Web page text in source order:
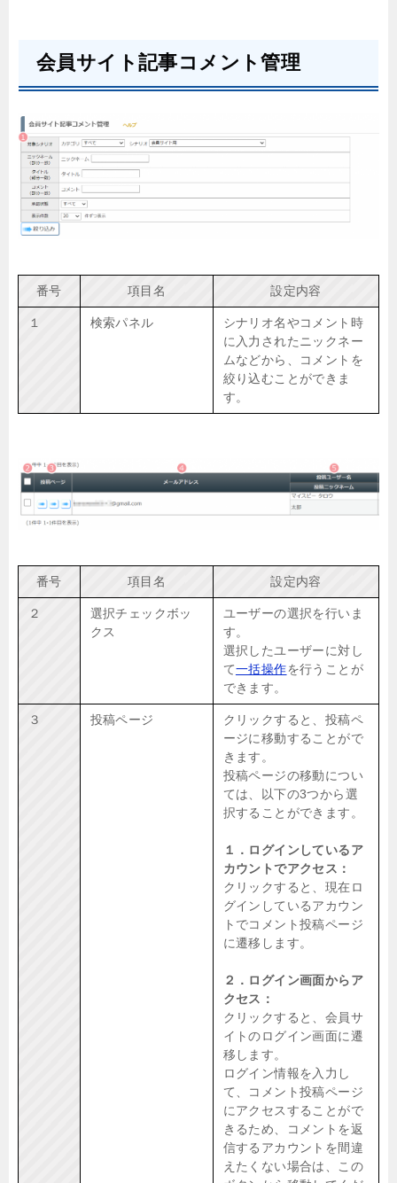
会員サイト記事コメント管理
番号 項目名 設定内容
１ 検索パネル
シナリオ名やコメント時
に入力されたニックネー
ムなどから、コメントを
絞り込むことができま
す。
番号 項目名 設定内容
２
選択チェックボッ
クス
ユーザーの選択を行いま
す。
選択したユーザーに対し
て一括操作を行うことが
できます。
３ 投稿ページ
クリックすると、投稿ペ
ージに移動することがで
きます。
投稿ページの移動につい
ては、以下の3つから選
択することができます。
１．ログインしているア
カウントでアクセス：
クリックすると、現在ロ
グインしているアカウン
トでコメント投稿ページ
に遷移します。
２．ログイン画面からア
クセス：
クリックすると、会員サ
イトのログイン画面に遷
移します。
ログイン情報を入力し
て、コメント投稿ページ
にアクセスすることがで
きるため、コメントを返
信するアカウントを間違
えたくない場合は、この